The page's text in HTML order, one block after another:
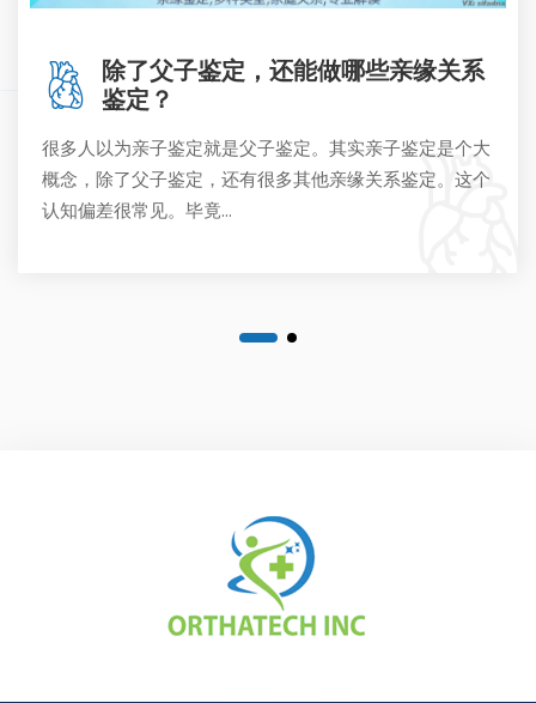
除了父子鉴定，还能做哪些亲缘关系
鉴定？
很多人以为亲子鉴定就是父子鉴定。其实亲子鉴定是个大
概念，除了父子鉴定，还有很多其他亲缘关系鉴定。这个
认知偏差很常见。毕竟...